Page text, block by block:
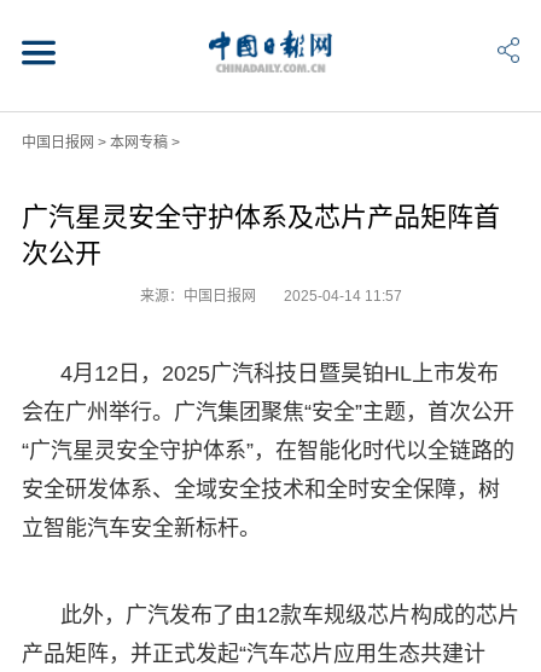
中国日报网 > 本网专稿>
广汽星灵安全守护体系及芯片产品矩阵首
次公开
来源：中国日报网 2025-04-14 11:57
4月12日，2025广汽科技日暨昊铂HL上市发布
会在广州举行。广汽集团聚焦“安全”主题，首次公开
“广汽星灵安全守护体系”，在智能化时代以全链路的
安全研发体系、全域安全技术和全时安全保障，树
立智能汽车安全新标杆。
此外，广汽发布了由12款车规级芯片构成的芯片
产品矩阵，并正式发起“汽车芯片应用生态共建计